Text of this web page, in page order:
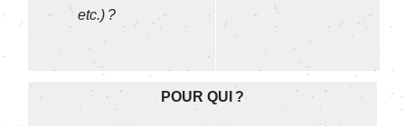
etc.) ?
POUR QUI ?